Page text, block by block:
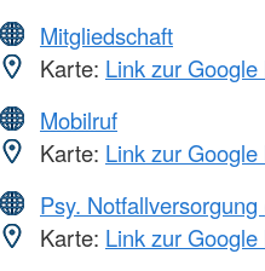
Mitgliedschaft
Karte: Link zur
Mobilruf
Karte: Link zur
Psy.
Karte: Link zur